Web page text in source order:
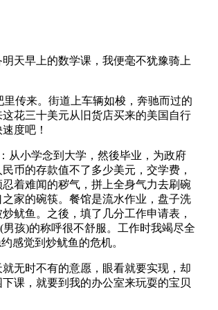
天早上的数学课，我便毫不犹豫骑上
传来。街道上车辆如梭，奔驰而过的
花三十美元从旧货店买来的美国自行
度吧！
从小学念到大学，然後毕业，为政府
币的存款值不了多少美元，交学费，
着难闻的秽气，拼上全身气力去刷碗
家的碗筷。餐馆是流水作业，盘子洗
鱿鱼。之後，填了几分工作申请表，
孩)的称呼很不舒服。工作时我竭尽全
感觉到炒鱿鱼的危机。
无时不有的意愿，眼看就要实现，却
课，就要到我的办公室来玩耍的宝贝